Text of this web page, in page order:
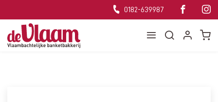
0182-639987